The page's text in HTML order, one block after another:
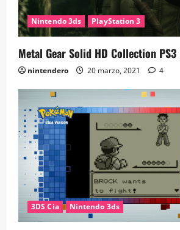
Nintendo 3ds PlayStation 3
Metal Gear Solid HD Collection PS3
nintendero 20 marzo, 2021 4
3DS Cia Nintendo 3ds